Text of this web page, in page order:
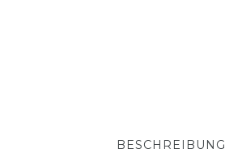
BESCHREIBUNG